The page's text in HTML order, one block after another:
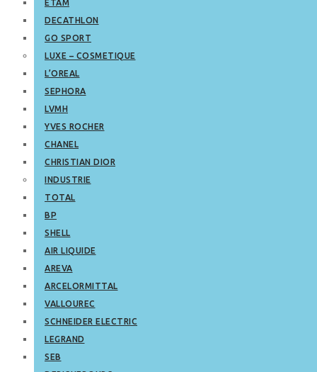
ETAM
DECATHLON
GO SPORT
LUXE – COSMETIQUE
L’OREAL
SEPHORA
LVMH
YVES ROCHER
CHANEL
CHRISTIAN DIOR
INDUSTRIE
TOTAL
BP
SHELL
AIR LIQUIDE
AREVA
ARCELORMITTAL
VALLOUREC
SCHNEIDER ELECTRIC
LEGRAND
SEB